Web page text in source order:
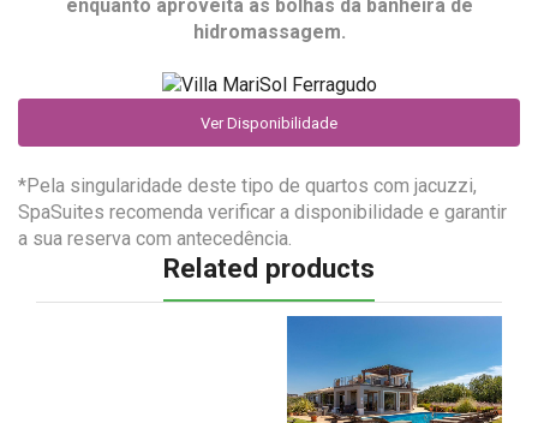
enquanto aproveita as bolhas da banheira de
hidromassagem.
Ver Disponibilidade
*Pela singularidade deste tipo de quartos com jacuzzi,
SpaSuites recomenda verificar a disponibilidade e garantir
a sua reserva com antecedência.
Related products